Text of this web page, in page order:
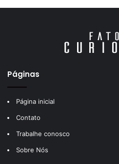
Páginas
Página inicial
Contato
Trabalhe conosco
Sobre Nós